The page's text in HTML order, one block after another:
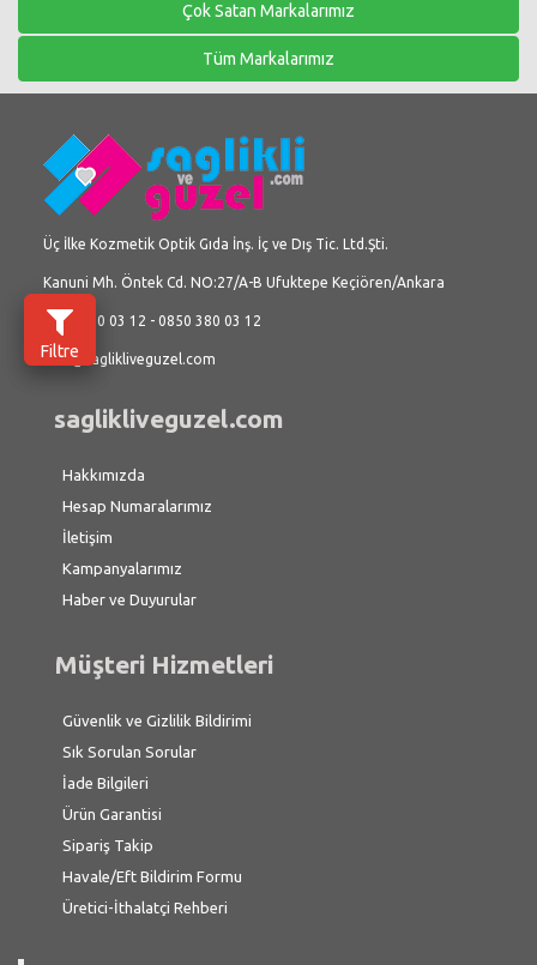
Filtre
Çok Satan Markalarımız
Tüm Markalarımız
Üç İlke Kozmetik Optik Gıda İnş. İç ve Dış Tic. Ltd.Şti.
Kanuni Mh. Öntek Cd. NO:27/A-B Ufuktepe Keçiören/Ankara
0312 380 03 12 - 0850 380 03 12
info@saglikliveguzel.com
saglikliveguzel.com
Hakkımızda
Hesap Numaralarımız
İletişim
Kampanyalarımız
Haber ve Duyurular
Müşteri Hizmetleri
Güvenlik ve Gizlilik Bildirimi
Sık Sorulan Sorular
İade Bilgileri
Ürün Garantisi
Sipariş Takip
Havale/Eft Bildirim Formu
Üretici-İthalatçi Rehberi